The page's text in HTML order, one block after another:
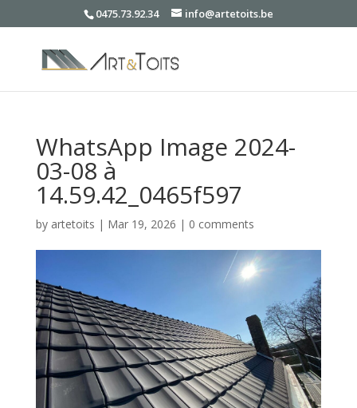
0475.73.92.34 info@artetoits.be
WhatsApp Image 2024-
03-08 à
14.59.42_0465f597
by artetoits | Mar 19, 2026 | 0 comments